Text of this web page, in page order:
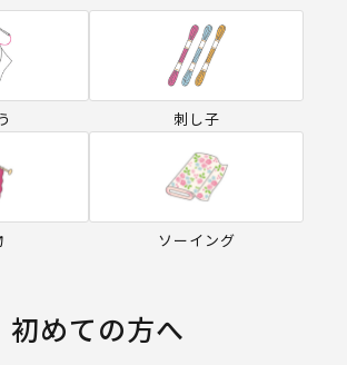
刺し子
ソーイング
初めての方へ